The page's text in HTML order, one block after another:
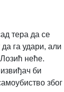
тера да се
га удари, али
неће.
би
због